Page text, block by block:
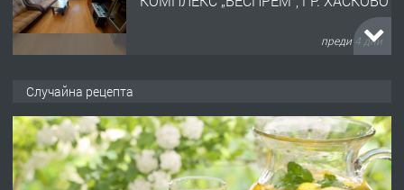
преди 4 дни
АПАРТАМЕНТ В ЦЕНТЪРА НА ГР.
ХАСКОВО
преди 4 дни
Случайна рецепта